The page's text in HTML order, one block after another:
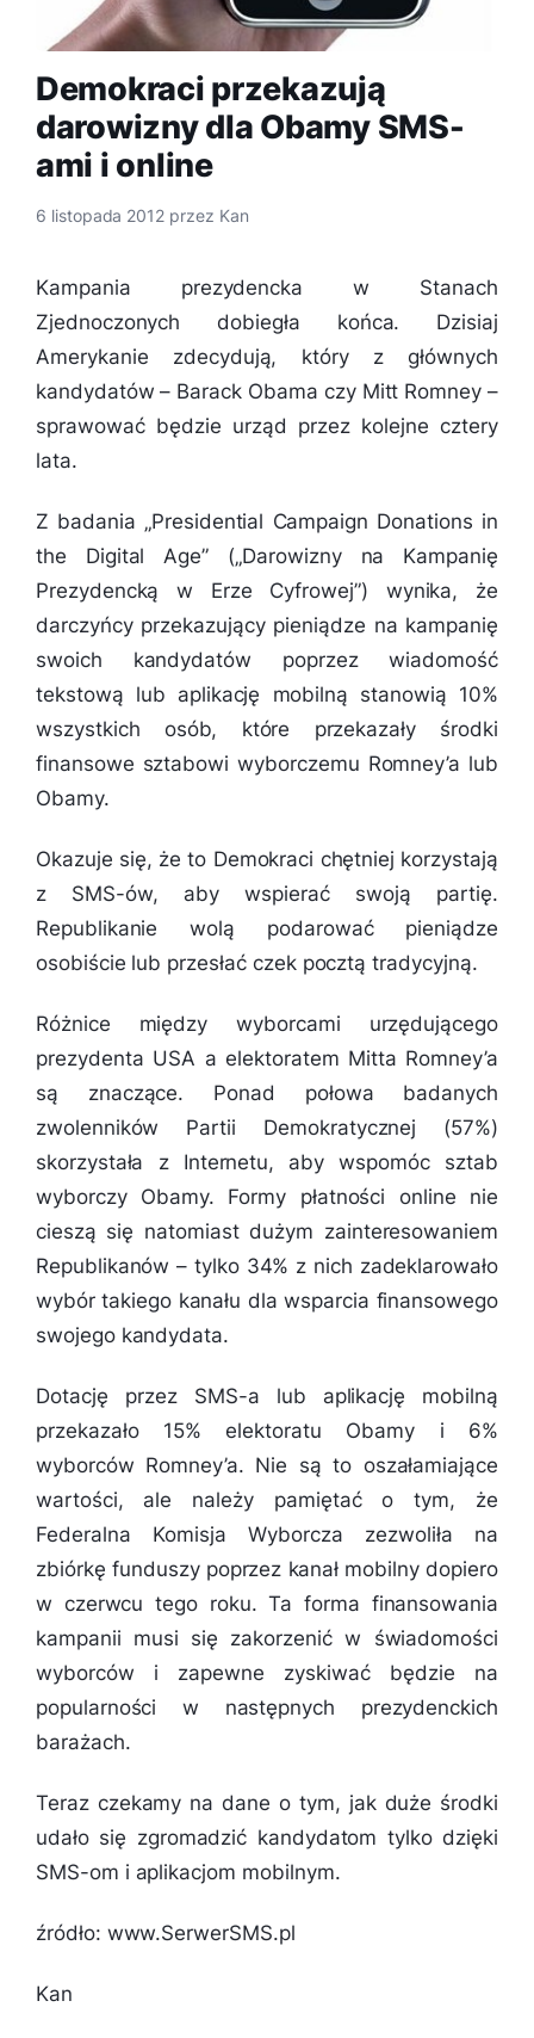
Demokraci przekazują
darowizny dla Obamy SMS-
ami i online
6 listopada 2012 przez Kan
Kampania prezydencka w Stanach
Zjednoczonych dobiegła końca. Dzisiaj
Amerykanie zdecydują, który z głównych
kandydatów – Barack Obama czy Mitt Romney –
sprawować będzie urząd przez kolejne cztery
lata.
Z badania „Presidential Campaign Donations in
the Digital Age” („Darowizny na Kampanię
Prezydencką w Erze Cyfrowej”) wynika, że
darczyńcy przekazujący pieniądze na kampanię
swoich kandydatów poprzez wiadomość
tekstową lub aplikację mobilną stanowią 10%
wszystkich osób, które przekazały środki
finansowe sztabowi wyborczemu Romney’a lub
Obamy.
Okazuje się, że to Demokraci chętniej korzystają
z SMS-ów, aby wspierać swoją partię.
Republikanie wolą podarować pieniądze
osobiście lub przesłać czek pocztą tradycyjną.
Różnice między wyborcami urzędującego
prezydenta USA a elektoratem Mitta Romney’a
są znaczące. Ponad połowa badanych
zwolenników Partii Demokratycznej (57%)
skorzystała z Internetu, aby wspomóc sztab
wyborczy Obamy. Formy płatności online nie
cieszą się natomiast dużym zainteresowaniem
Republikanów – tylko 34% z nich zadeklarowało
wybór takiego kanału dla wsparcia finansowego
swojego kandydata.
Dotację przez SMS-a lub aplikację mobilną
przekazało 15% elektoratu Obamy i 6%
wyborców Romney’a. Nie są to oszałamiające
wartości, ale należy pamiętać o tym, że
Federalna Komisja Wyborcza zezwoliła na
zbiórkę funduszy poprzez kanał mobilny dopiero
w czerwcu tego roku. Ta forma finansowania
kampanii musi się zakorzenić w świadomości
wyborców i zapewne zyskiwać będzie na
popularności w następnych prezydenckich
barażach.
Teraz czekamy na dane o tym, jak duże środki
udało się zgromadzić kandydatom tylko dzięki
SMS-om i aplikacjom mobilnym.
źródło: www.SerwerSMS.pl
Kan